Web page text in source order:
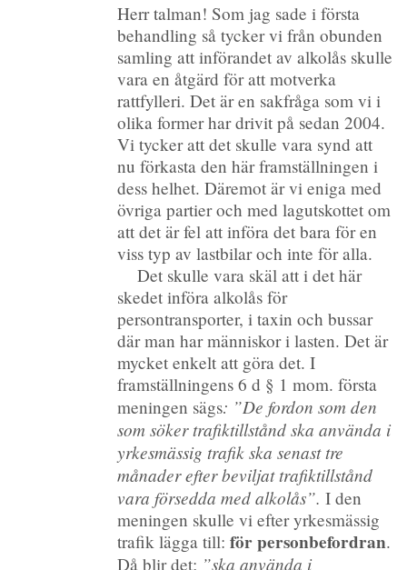
Herr talman! Som jag sade i första
behandling så tycker vi från obunden
samling att införandet av alkolås skulle
vara en åtgärd för att motverka
rattfylleri. Det är en sakfråga som vi i
olika former har drivit på sedan 2004.
Vi tycker att det skulle vara synd att
nu förkasta den här framställningen i
dess helhet. Däremot är vi eniga med
övriga partier och med lagutskottet om
att det är fel att införa det bara för en
viss typ av lastbilar och inte för alla.
Det skulle vara skäl att i det här
skedet införa alkolås för
persontransporter, i taxin och bussar
där man har människor i lasten. Det är
mycket enkelt att göra det. I
framställningens 6 d § 1 mom. första
meningen sägs: ”De fordon som den
som söker trafiktillstånd ska använda i
yrkesmässig trafik ska senast tre
månader efter beviljat trafiktillstånd
vara försedda med alkolås”. I den
meningen skulle vi efter yrkesmässig
trafik lägga till:för personbefordran.
Då blir det; ”ska använda i